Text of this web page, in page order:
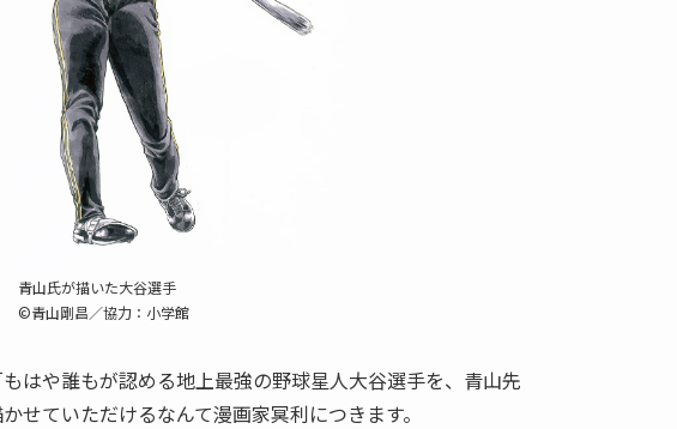
青山氏が描いた大谷選手
©青山剛昌／協力：小学館
はや誰もが認める地上最強の野球星人大谷選手を、青山先
せていただけるなんて漫画家冥利につきます。